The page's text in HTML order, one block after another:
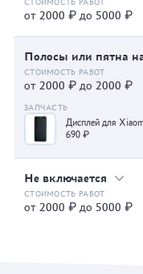
от 2000 ₽ до 5000 ₽
Полосы или пятна
от 2000 ₽ до 2000 ₽
Дисплей для
690 ₽
Не включается
от 2000 ₽ до 5000 ₽